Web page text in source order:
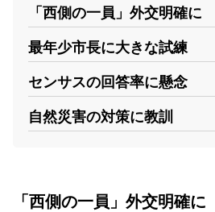
「西側の一員」外交明確に
最年少市長に大きな試練
センサスの回答率に懸念
自然災害の対策に教訓
「西側の一員」外交明確に